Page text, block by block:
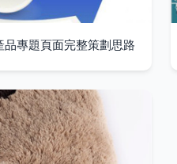
品專題頁面完整策劃思路